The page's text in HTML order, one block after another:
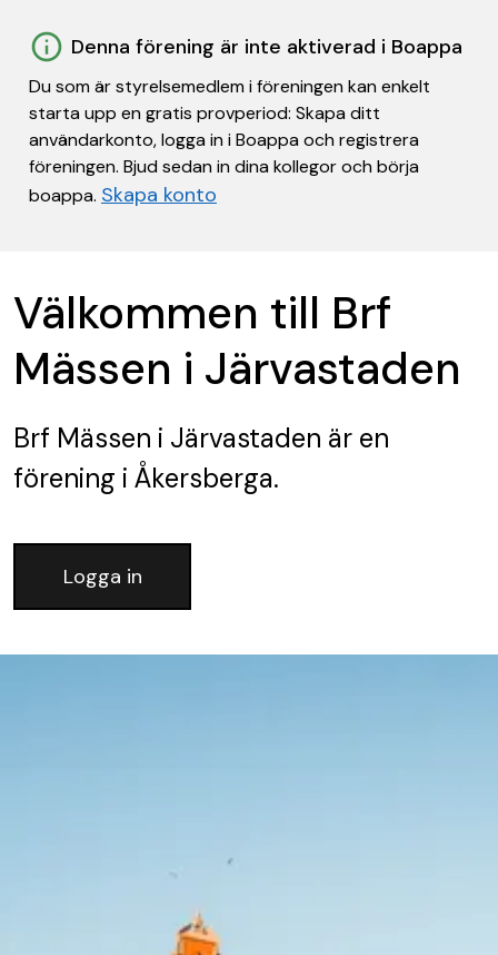
Denna förening är inte aktiverad i Boappa
Du som är styrelsemedlem i föreningen kan enkelt
starta upp en gratis provperiod: Skapa ditt
användarkonto, logga in i Boappa och registrera
föreningen. Bjud sedan in dina kollegor och börja
boappa. Skapa konto
Välkommen till Brf
Mässen i Järvastaden
Brf Mässen i Järvastaden är en
förening i Åkersberga.
Logga in